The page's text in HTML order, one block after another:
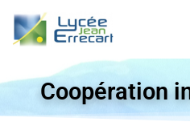
Aller
contenuCoopération